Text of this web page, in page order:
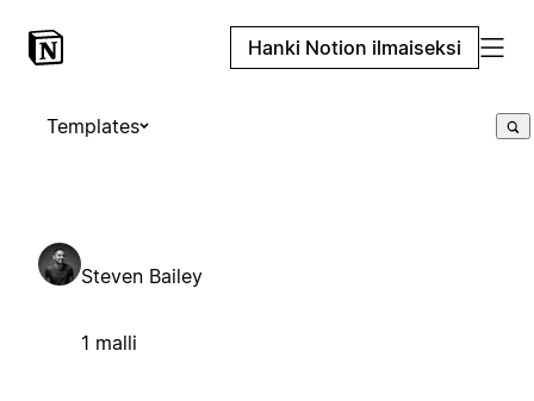
Hanki Notion ilmaiseksi
Templates
Steven Bailey
1 malli